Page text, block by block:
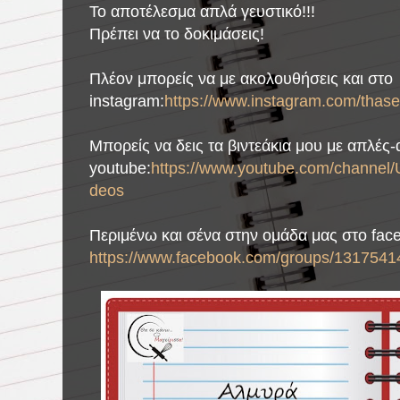
Το αποτέλεσμα απλά γευστικό!!!
Πρέπει να το δοκιμάσεις!
Πλέον μπορείς να με ακολουθήσεις και στο
instagram:https://www.instagram.com/
Μπορείς να δεις τα βιντεάκια μου με
youtube:https://www.youtube.com/
deos
Περιμένω και σένα στην ομάδα μας στο
https://www.facebook.com/groups/